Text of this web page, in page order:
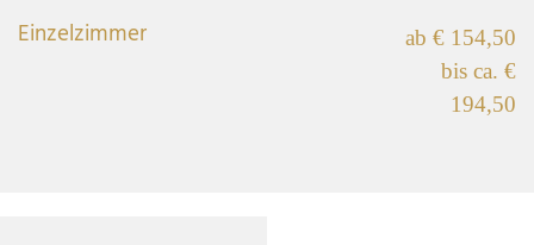
Einzelzimmer
ab € 154,50
bis ca. €
194,50